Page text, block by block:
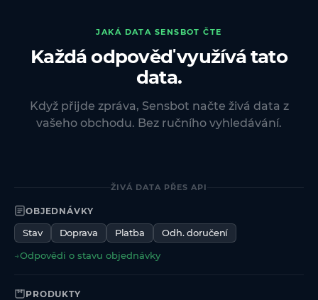
JAKÁ DATA SENSBOT ČTE
Každá odpověď využívá tato
data.
Když přijde zpráva, Sensbot načte živá data z
vašeho obchodu. Bez ručního vyhledávání.
ŽIVÁ DATA PŘES API
OBJEDNÁVKY
Stav Doprava Platba Odh. doručení
→Odpovědi o stavu objednávky
PRODUKTY